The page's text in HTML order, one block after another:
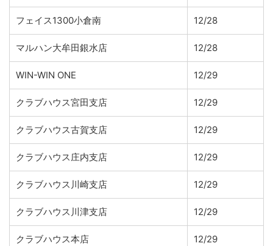
フェイス1300小倉南 12/28
マルハン大牟田銀水店 12/28
WIN-WIN ONE 12/29
クラブハウス宮田支店 12/29
クラブハウス古賀支店 12/29
クラブハウス庄内支店 12/29
クラブハウス川崎支店 12/29
クラブハウス川津支店 12/29
クラブハウス本店 12/29